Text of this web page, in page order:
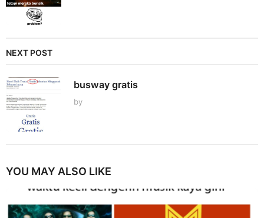
NEXT POST
busway gratis
by
YOU MAY ALSO LIKE